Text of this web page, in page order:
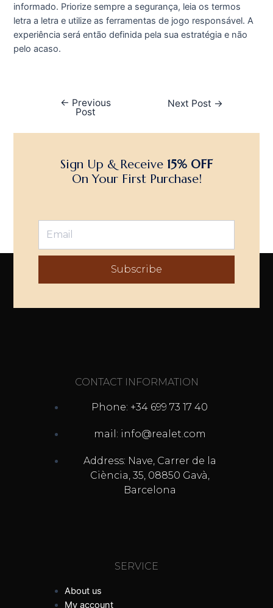
informado. Priorize sempre a segurança, leia os termos
letra a letra e utilize as ferramentas de jogo responsável. A
experiência será então definida pela sua estratégia e não
pelo acaso.
← Previous
Post
Next Post →
Sign Up & Receive 15% OFF
On Your First Purchase!
Subscribe
CONTACT INFORMATION
Phone: +34 699 73 17 40
mail: info@realet.com
Address: Nave, Carrer de la
Ciència, 35, 08850 Gavà,
Barcelona
SERVICE
About us
My account